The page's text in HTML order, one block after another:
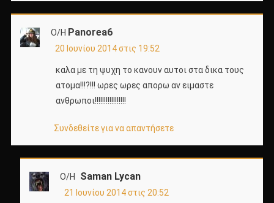
Ο/Η Panorea6
20 Ιουνίου 2014 στις 19:52
καλα με τη ψυχη το κανουν αυτοι στα δικα τους
ατομα!!!?!!! ωρες ωρες απορω αν ειμαστε
ανθρωποι!!!!!!!!!!!!!!!!!
Συνδεθείτε για να απαντήσετε
Ο/Η Saman Lycan
21 Ιουνίου 2014 στις 20:52